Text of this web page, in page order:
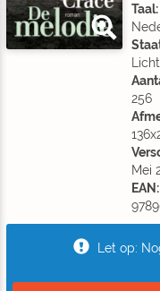
Taal:
256
Mei
EAN:
Let op: